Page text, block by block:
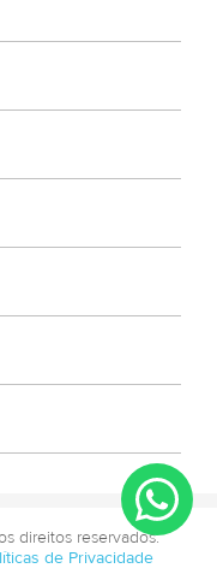
direitos reservados.
de Privacidade